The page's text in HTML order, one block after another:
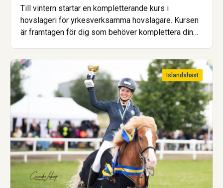
Till vintern startar en kompletterande kurs i
hovslageri för yrkesverksamma hovslagare. Kursen
är framtagen för dig som behöver komplettera din
Islandshäst